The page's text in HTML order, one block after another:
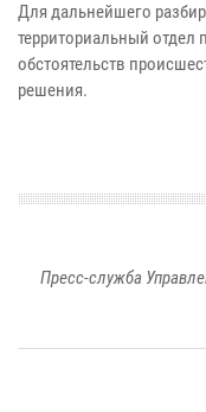
Для дальнейшего
территориальный отдел
обстоятельств
решения.
Пресс-служба